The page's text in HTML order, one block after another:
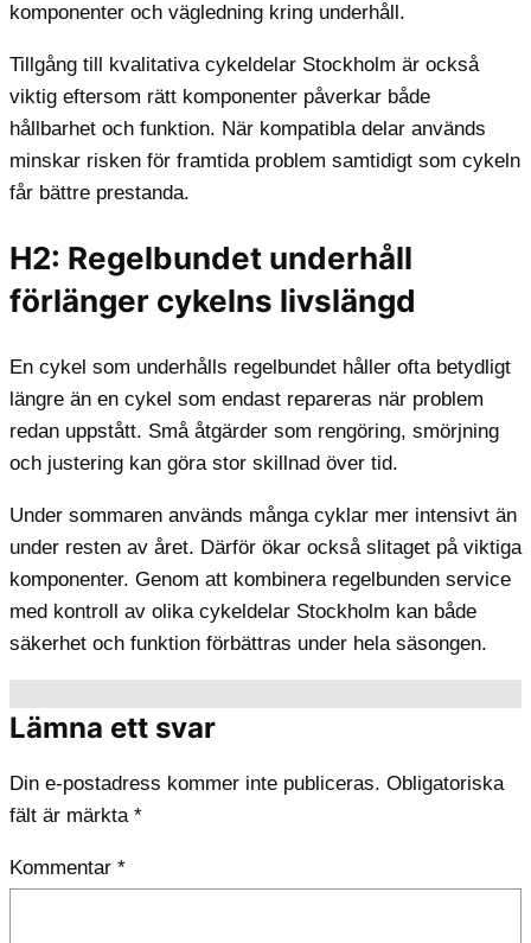
komponenter och vägledning kring underhåll.
Tillgång till kvalitativa cykeldelar Stockholm är också
viktig eftersom rätt komponenter påverkar både
hållbarhet och funktion. När kompatibla delar används
minskar risken för framtida problem samtidigt som cykeln
får bättre prestanda.
H2: Regelbundet underhåll
förlänger cykelns livslängd
En cykel som underhålls regelbundet håller ofta betydligt
längre än en cykel som endast repareras när problem
redan uppstått. Små åtgärder som rengöring, smörjning
och justering kan göra stor skillnad över tid.
Under sommaren används många cyklar mer intensivt än
under resten av året. Därför ökar också slitaget på viktiga
komponenter. Genom att kombinera regelbunden service
med kontroll av olika cykeldelar Stockholm kan både
säkerhet och funktion förbättras under hela säsongen.
Lämna ett svar
Din e-postadress kommer inte publiceras. Obligatoriska
fält är märkta *
Kommentar *